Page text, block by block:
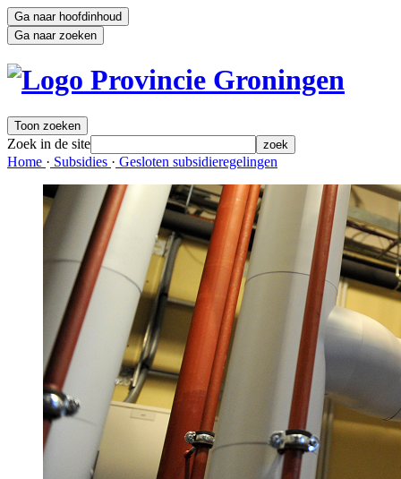
Ga naar hoofdinhoud
Ga naar zoeken
Toon zoeken
Zoek in de site zoek
Home · Subsidies · Gesloten subsidieregelingen